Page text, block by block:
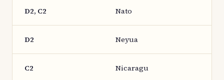
D2, C2 Nato
D2 Neyua
C2 Nicaragu